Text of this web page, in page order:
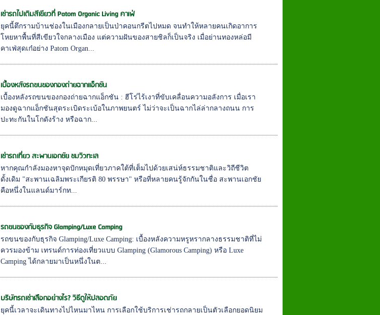
เช่ารถไปเติมสีเขียวที่ Patom Organic Living คาเฟ่
ยุคนี้ตึกรามบ้านช่องในเมืองกลายเป็นป่าคอนกรีตไปหมด จนทำให้หลายคนเกิดอาการ
โหยหาพื้นที่สีเขียวใจกลางเมือง แต่ความฝันของสายชิลก็เป็นจริง เมื่อย่านทองหล่อมี
คาเฟ่สุดเก๋อย่าง Patom Organ...
เบื้องหลังรถขนของกองถ่ายฉากแอ็กชัน
เบื้องหลังรถขนของกองถ่ายฉากแอ็กชัน : ฮีโร่ไร้เงาที่ขับเคลื่อนความอลังการ เมื่อเรา
มองดูฉากแอ็กชันสุดระเบิดระเบ้อในภาพยนตร์ ไม่ว่าจะเป็นฉากไล่ล่ากลางถนน การ
ปะทะกันในโกดังร้าง หรือฉาก...
เช่ารถเที่ยว สะพานเอกชัย ชมวิวทะเล
หากคุณกำลังมองหาจุดปักหมุดเที่ยวภาคใต้ที่เต็มไปด้วยเสน่ห์ธรรมชาติและวิถีชีวิต
ดั้งเดิม "สะพานเฉลิมพระเกียรติ 80 พรรษา" หรือที่หลายคนรู้จักกันในชื่อ สะพานเอกชัย
คือหนึ่งในแลนด์มาร์กท...
รถขนของกับธุรกิจ Glamping/Luxe Camping
รถขนของกับธุรกิจ Glamping/Luxe Camping: เบื้องหลังความหรูหรากลางธรรมชาติที่ไม่
ควรมองข้าม เทรนด์การท่องเที่ยวแบบ Glamping (Glamorous Camping) หรือ Luxe
Camping ได้กลายมาเป็นหนึ่งในต...
บริษัทรถเช่าเลือกอย่างไร? วิธีดูให้ปลอดภัย
ยุคนี้เวลาจะเดินทางไปไหนมาไหน การเลือกใช้บริการเช่ารถกลายเป็นตัวเลือกยอดนิยม